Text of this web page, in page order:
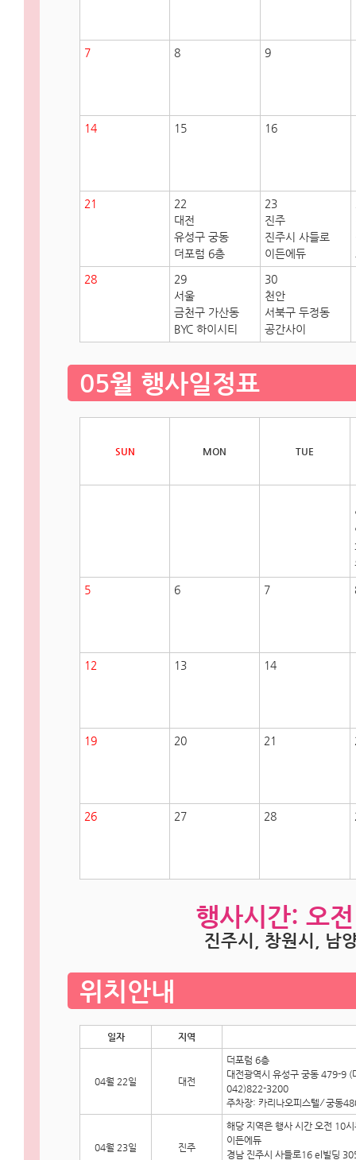
7 8 9
14 15 16
21
22
대전
유성구 궁동
더포럼 6층
23
진주
진주시 사들로
이든에듀
28
29
서울
금천구 가산동
BYC 하이시티
30
천안
서북구 두정동
공간사이
05월 행사일정표
SUN MON TUE
5
6 7
12 13 14
19 20 21
26 27 28
행사시간: 오
진주시, 창원시, 남
위치안내
일자 지역
04월 22일 대전
더포럼 6층
대전광역시 유성구 궁동 479-9
042)822-3200
주차장: 카리나오피스텔 ⁄ 궁동
04월 23일 진주
해당 지역은 행사 시간 오전 10
이든에듀
경남 진주시 사들로16 el빌딩